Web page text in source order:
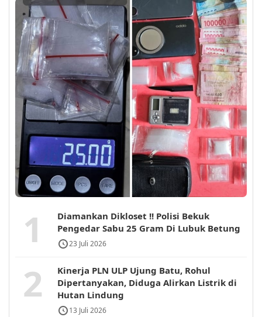
1
Diamankan Dikloset !! Polisi Bekuk
Pengedar Sabu 25 Gram Di Lubuk Betung
23 Juli 2026
2
Kinerja PLN ULP Ujung Batu, Rohul
Dipertanyakan, Diduga Alirkan Listrik di
Hutan Lindung
13 Juli 2026